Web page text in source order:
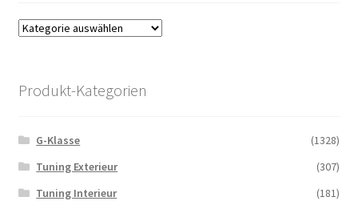
Produkt-Kategorien
G-Klasse
(1328)
Tuning Exterieur
(307)
Tuning Interieur
(181)